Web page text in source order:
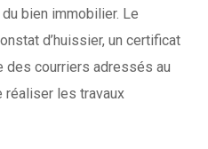
bien immobilier. Le
d’huissier, un certificat
des courriers adressés au
réaliser les travaux